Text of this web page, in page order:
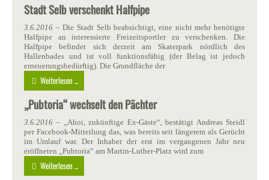
Stadt Selb verschenkt Halfpipe
3.6.2016 – Die Stadt Selb beabsichtigt, eine nicht mehr benötigte
Halfpipe an interessierte Freizeitsportler zu verschenken. Die
Halfpipe befindet sich derzeit am Skaterpark nördlich des
Hallenbades und ist voll funktionsfähig (der Belag ist jedoch
erneuerungsbedürftig). Die Grundfläche der
Weiterlesen ...
„Pubtoria“ wechselt den Pächter
3.6.2016 – „Ahoi, zukünftige Ex-Gäste“, bestätigt Andreas Steidl
per Facebook-Mitteilung das, was bereits seit längerem als Gerücht
im Umlauf war. Der Inhaber der erst im vergangenen Jahr neu
eröffneten „Pubtoria“ am Martin-Luther-Platz wird zum
Weiterlesen ...